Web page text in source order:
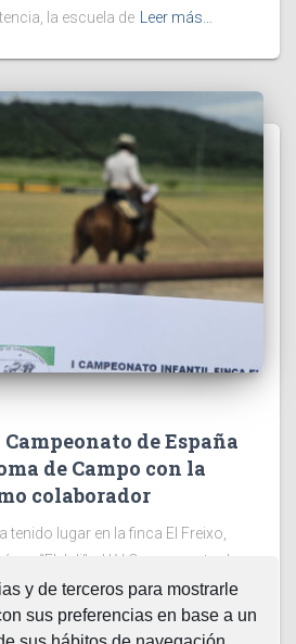
y de terceros para mostrarle
sus preferencias en base a un
la escuela de Leer más…
de España
de Campo con la
colaborador
tenido lugar en la finca El Freixo,
“El Juli”. el LV Campeonato de
de Faenas y Doma de Campo
la Leer más…